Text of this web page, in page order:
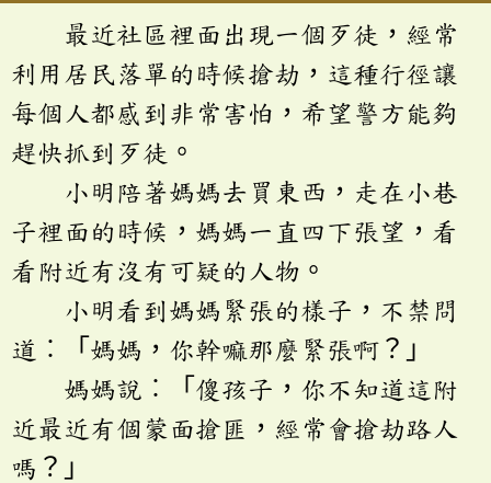
最近社區裡面出現一個歹徒，經常
利用居民落單的時候搶劫，這種行徑讓
每個人都感到非常害怕，希望警方能夠
趕快抓到歹徒。
小明陪著媽媽去買東西，走在小巷
子裡面的時候，媽媽一直四下張望，看
看附近有沒有可疑的人物。
小明看到媽媽緊張的樣子，不禁問
道︰「媽媽，你幹嘛那麼緊張啊？」
媽媽說︰「傻孩子，你不知道這附
近最近有個蒙面搶匪，經常會搶劫路人
嗎？」